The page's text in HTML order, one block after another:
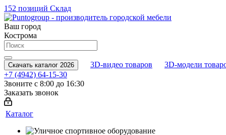
152 позиций Склад
Ваш город
Кострома
Скачать каталог 2026 3D-видео товаров
3D-модели
+7 (4942) 64-15-30
Звоните с 8:00 до 16:30
Заказать звонок
Каталог